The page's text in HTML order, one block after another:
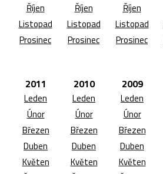
Říjen
Listopad
Prosinec
Říjen
Listopad
Prosinec
Říjen
Listopad
Prosinec
2011
Leden
Únor
Březen
Duben
Květen
2010
Leden
Únor
Březen
Duben
Květen
2009
Leden
Únor
Březen
Duben
Květen